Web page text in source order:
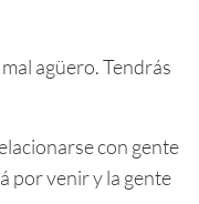
agüero. Tendrás
con gente
por venir y la gente